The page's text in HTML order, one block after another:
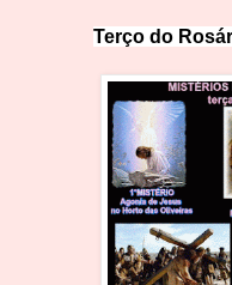
Terço do